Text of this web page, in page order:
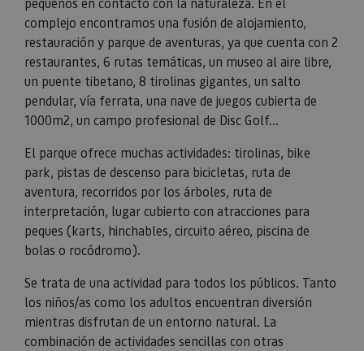
complejo encontramos una fusión de alojamiento,
restauración y parque de aventuras, ya que cuenta con 2
restaurantes, 6 rutas temáticas, un museo al aire libre,
un puente tibetano, 8 tirolinas gigantes, un salto
pendular, vía ferrata, una nave de juegos cubierta de
1000m2, un campo profesional de Disc Golf...
El parque ofrece muchas actividades: tirolinas, bike
park, pistas de descenso para bicicletas, ruta de
aventura, recorridos por los árboles, ruta de
interpretación, lugar cubierto con atracciones para
peques (karts, hinchables, circuito aéreo, piscina de
bolas o rocódromo).
Se trata de una actividad para todos los públicos. Tanto
los niños/as como los adultos encuentran diversión
mientras disfrutan de un entorno natural. La
combinación de actividades sencillas con otras